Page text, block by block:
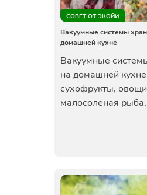
СОВЕТ ОТ ЭКОЙИ
Вакуумные системы
домашней кухне
Вакуумные
на домашней
сухофрукты,
малосоленая рыба,